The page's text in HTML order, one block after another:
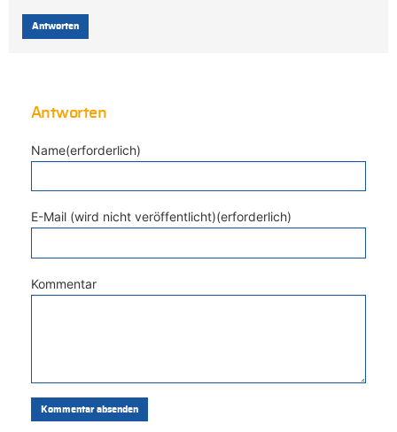
Antworten
Antworten
Name(erforderlich)
E-Mail (wird nicht veröffentlicht)(erforderlich)
Kommentar